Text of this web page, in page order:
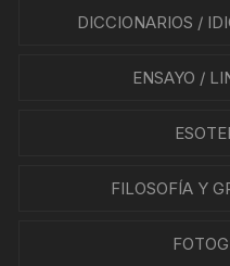
DICCIONARIOS /
ENSAYO /
FILOSOFÍA Y